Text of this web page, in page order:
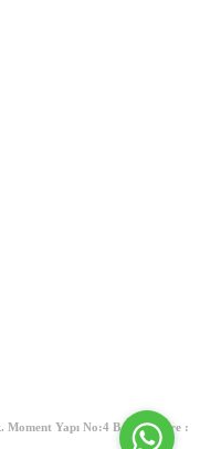
Moment Yapı No:4 B Blok Daire :